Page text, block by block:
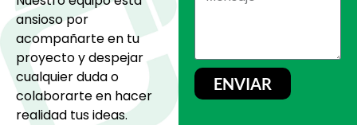
ansioso por
acompañarte en tu
proyecto y despejar
cualquier duda o
colaborarte en hacer
realidad tus ideas.
ENVIAR